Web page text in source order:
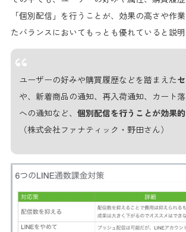
「個別配信」 を行うことが、効果の高さや作
たバランスにおいて もっとも優れている と説
ユーザーの好みや購買履歴などを踏まえた
や、新着商品の通知、再入荷通知、カート
への通知など、 個別配信を行うことが効果的
（株式会社ファナティック・野田さん）